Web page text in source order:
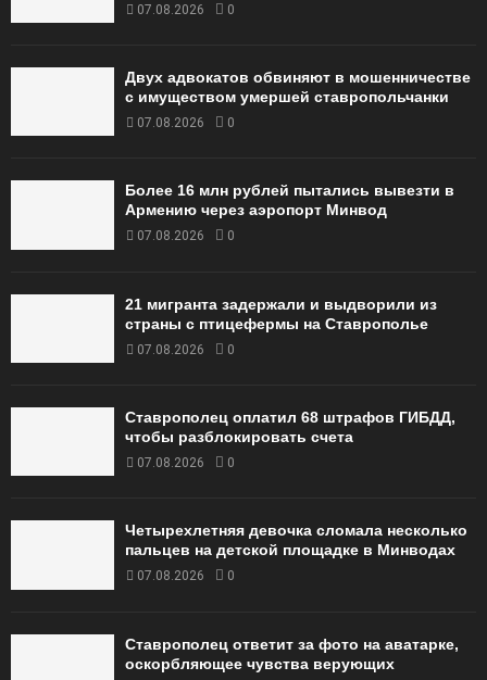
07.08.2026 0
Двух адвокатов обвиняют в мошенничестве
с имуществом умершей ставропольчанки
07.08.2026 0
Более 16 млн рублей пытались вывезти в
Армению через аэропорт Минвод
07.08.2026 0
21 мигранта задержали и выдворили из
страны с птицефермы на Ставрополье
07.08.2026 0
Ставрополец оплатил 68 штрафов ГИБДД,
чтобы разблокировать счета
07.08.2026 0
Четырехлетняя девочка сломала несколько
пальцев на детской площадке в Минводах
07.08.2026 0
Ставрополец ответит за фото на аватарке,
оскорбляющее чувства верующих